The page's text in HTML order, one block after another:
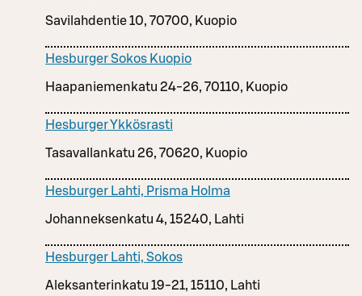
Savilahdentie 10, 70700, Kuopio
Hesburger Sokos Kuopio
Haapaniemenkatu 24-26, 70110, Kuopio
Hesburger Ykkösrasti
Tasavallankatu 26, 70620, Kuopio
Hesburger Lahti, Prisma Holma
Johanneksenkatu 4, 15240, Lahti
Hesburger Lahti, Sokos
Aleksanterinkatu 19-21, 15110, Lahti